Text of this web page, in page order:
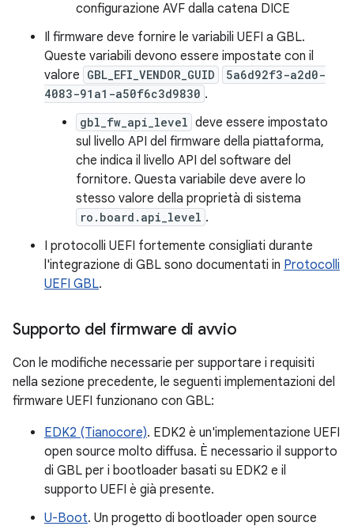
configurazione AVF dalla catena DICE
Il firmware deve fornire le variabili UEFI a GBL.
Queste variabili devono essere impostate con il
valore GBL_EFI_VENDOR_GUID
5a6d92f3-a2d0-
4083-91a1-a50f6c3d9830 .
gbl_fw_api_level deve essere impostato
sul livello API del firmware della piattaforma,
che indica il livello API del software del
fornitore. Questa variabile deve avere lo
stesso valore della proprietà di sistema
ro.board.api_level .
I protocolli UEFI fortemente consigliati durante
l'integrazione di GBL sono documentati in Protocolli
UEFI GBL.
Supporto del firmware di avvio
Con le modifiche necessarie per supportare i requisiti
nella sezione precedente, le seguenti implementazioni del
firmware UEFI funzionano con GBL:
EDK2 (Tianocore). EDK2 è un'implementazione UEFI
open source molto diffusa. È necessario il supporto
di GBL per i bootloader basati su EDK2 e il
supporto UEFI è già presente.
U-Boot. Un progetto di bootloader open source